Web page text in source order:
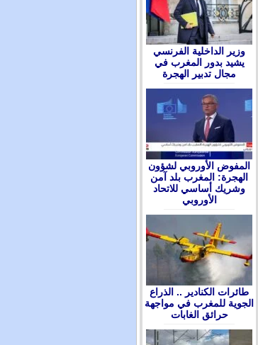
وزير الداخلية الفرنسي
يشيد بدور المغرب في
مجال تدبير الهجرة
المفوض الأوروبي لشؤون
الهجرة: المغرب بلد آمن
وشريك أساسي للاتحاد
الأوروبي
طائرات الكنادير .. الذراع
الجوية للمغرب في مواجهة
حرائق الغابات